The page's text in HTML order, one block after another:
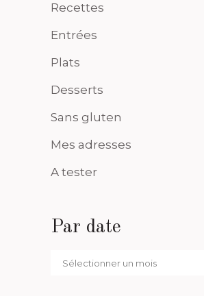
Recettes
Entrées
Plats
Desserts
Sans gluten
Mes adresses
A tester
Par date
Par